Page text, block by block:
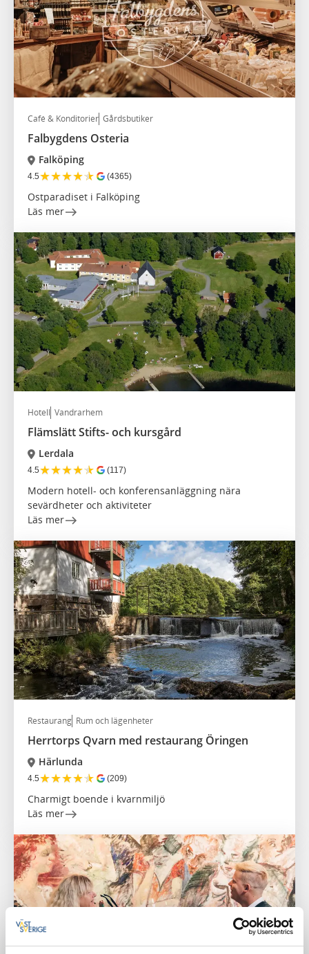
Café & Konditorier Gårdsbutiker
Falbygdens Osteria
Falköping
4.5★★★★★ (4365)
Ostparadiset i Falköping
Läs mer
Hotell Vandrarhem
Flämslätt Stifts- och kursgård
Lerdala
4.5★★★★★ (117)
Modern hotell- och konferensanläggning nära
sevärdheter och aktiviteter
Läs mer
Restaurang Rum och lägenheter
Herrtorps Qvarn med restaurang Öringen
Härlunda
4.5★★★★★ (209)
Charmigt boende i kvarnmiljö
Läs mer